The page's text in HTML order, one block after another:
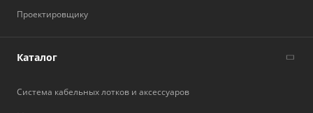
Проектировщику
Каталог
Система кабельных лотков и аксессуаров